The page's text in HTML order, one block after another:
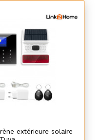
extérieure solaire